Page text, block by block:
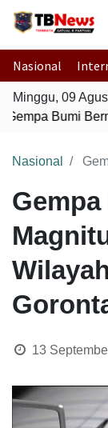
Nasional
Minggu, 09
Bumi
Nasional
13